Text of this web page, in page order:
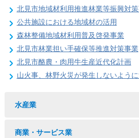
北見市地域材利用推進林業等振興対
公共施設における地域材の活用
森林整備地域材利用普及啓発事業
北見市林業担い手確保等推進対策事業
北見市酪農・肉用牛生産近代化計画
山火事、林野火災が発生しないよう
水産業
商業・サービス業